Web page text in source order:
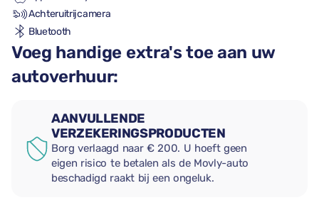
Achteruitrijcamera
Bluetooth
Voeg handige extra's toe aan uw
autoverhuur:
AANVULLENDE
VERZEKERINGSPRODUCTEN
Borg verlaagd naar € 200. U hoeft geen
eigen risico te betalen als de Movly-auto
beschadigd raakt bij een ongeluk.